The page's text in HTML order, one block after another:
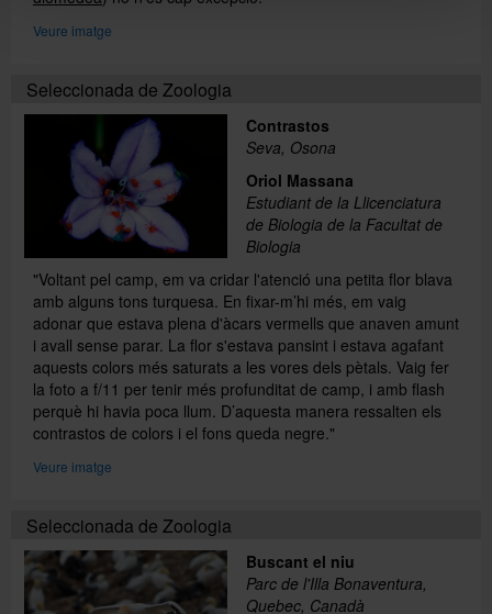
Veure imatge
Seleccionada de Zoologia
Contrastos
Seva, Osona
Oriol Massana
Estudiant de la Llicenciatura
de Biologia de la Facultat de
Biologia
"Voltant pel camp, em va cridar l'atenció una petita flor blava
amb alguns tons turquesa. En fixar-m’hi més, em vaig
adonar que estava plena d'àcars vermells que anaven amunt
i avall sense parar. La flor s'estava pansint i estava agafant
aquests colors més saturats a les vores dels pètals. Vaig fer
la foto a f/11 per tenir més profunditat de camp, i amb flash
perquè hi havia poca llum. D’aquesta manera ressalten els
contrastos de colors i el fons queda negre."
Veure imatge
Seleccionada de Zoologia
Buscant el niu
Parc de l'Illa Bonaventura,
Quebec, Canadà